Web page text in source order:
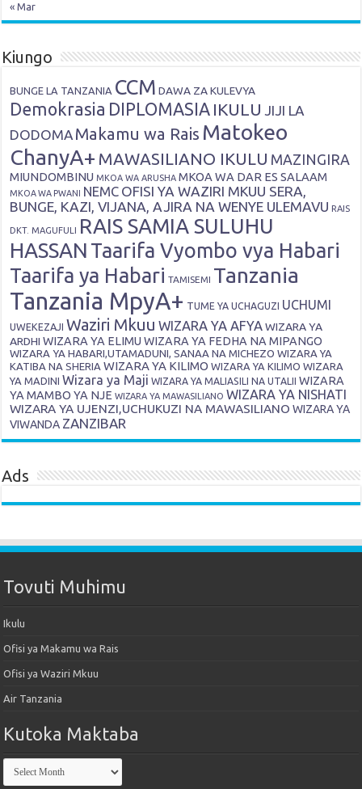
« Mar
Kiungo
BUNGE LA TANZANIA CCM DAWA ZA KULEVYA
Demokrasia DIPLOMASIA IKULU JIJI LA
DODOMA Makamu wa Rais Matokeo
ChanyA+ MAWASILIANO IKULU MAZINGIRA
MIUNDOMBINU MKOA WA ARUSHA MKOA WA DAR ES SALAAM
MKOA WA PWANI NEMC OFISI YA WAZIRI MKUU SERA,
BUNGE, KAZI, VIJANA, AJIRA NA WENYE ULEMAVU RAIS
DKT. MAGUFULI
RAIS SAMIA SULUHU
HASSAN Taarifa Vyombo vya Habari
Taarifa ya Habari TAMISEMI Tanzania
Tanzania MpyA+ TUME YA UCHAGUZI UCHUMI
UWEKEZAJI Waziri Mkuu WIZARA YA AFYA WIZARA YA
ARDHI WIZARA YA ELIMU WIZARA YA FEDHA NA MIPANGO
WIZARA YA HABARI,UTAMADUNI, SANAA NA MICHEZO WIZARA YA
KATIBA NA SHERIA WIZARA YA KILIMO WIZARA YA KILIMO WIZARA
YA MADINI Wizara ya Maji WIZARA YA MALIASILI NA UTALII
WIZARA
YA MAMBO YA NJE WIZARA YA MAWASILIANO WIZARA YA NISHATI
WIZARA YA UJENZI,UCHUKUZI NA MAWASILIANO WIZARA YA
VIWANDA ZANZIBAR
Ads
Tovuti Muhimu
Ikulu
Ofisi ya Makamu wa Rais
Ofisi ya Waziri Mkuu
Air Tanzania
Kutoka Maktaba
Kutoka
Maktaba